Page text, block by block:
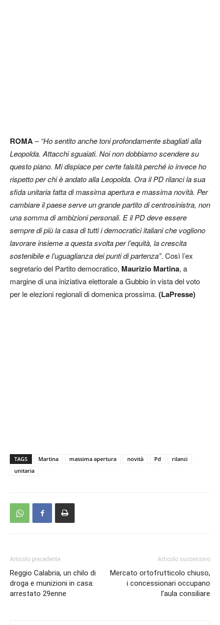
ROMA–“Ho sentito anche toni profondamente sbagliati alla
Leopolda. Attacchi sguaiati. Noi non dobbiamo scendere su
questo piano. Mi dispiace per certe falsità perché io invece ho
rispetto per chi è andato alla Leopolda. Ora il PD rilanci la sua
sfida unitaria fatta di massima apertura e massima novità. Per
cambiare il paese serve un grande partito di centrosinistra, non
una somma di ambizioni personali. E il PD deve essere
sempre di più la casa di tutti i democratici italiani che vogliono
lavorare insieme a questa svolta per l’equità, la crescita
sostenibile e l’uguaglianza dei punti di partenza”. Così l’ex
segretario del Partito democratico, Maurizio Martina, a
margine di una iniziativa elettorale a Gubbio in vista del voto
per le elezioni regionali di domenica prossima. (LaPresse)
TAGS Martina massima apertura novità Pd
rilanci
unitaria
Articolo precedente
Reggio Calabria, un chilo di
droga e munizioni in casa:
arrestato 29enne
Articolo successivo
Mercato ortofrutticolo chiuso,
i concessionari occupano
l’aula consiliare